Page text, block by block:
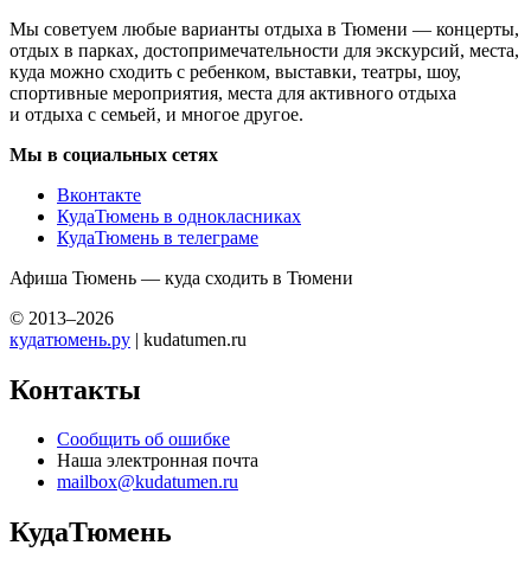
Мы советуем любые варианты отдыха в Тюмени — концерты,
отдых в парках, достопримечательности для экскурсий, места,
куда можно сходить с ребенком, выставки, театры, шоу,
спортивные мероприятия, места для активного отдыха
и отдыха с семьей, и многое другое.
Мы в социальных сетях
Вконтакте
КудаТюмень в однокласниках
КудаТюмень в телеграме
Афиша Тюмень — куда сходить в Тюмени
© 2013–2026
кудатюмень.ру | kudatumen.ru
Контакты
Сообщить об ошибке
Наша электронная почта
mailbox@kudatumen.ru
КудаТюмень